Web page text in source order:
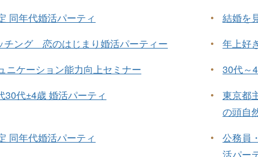
同年代婚活パーティ •
結婚を
チング 恋のはじまり婚活パーティー •
年上好
ニケーション能力向上セミナー •
30代～
30代±4歳 婚活パーティ •
東京都
の頭自
同年代婚活パーティ •
公務員